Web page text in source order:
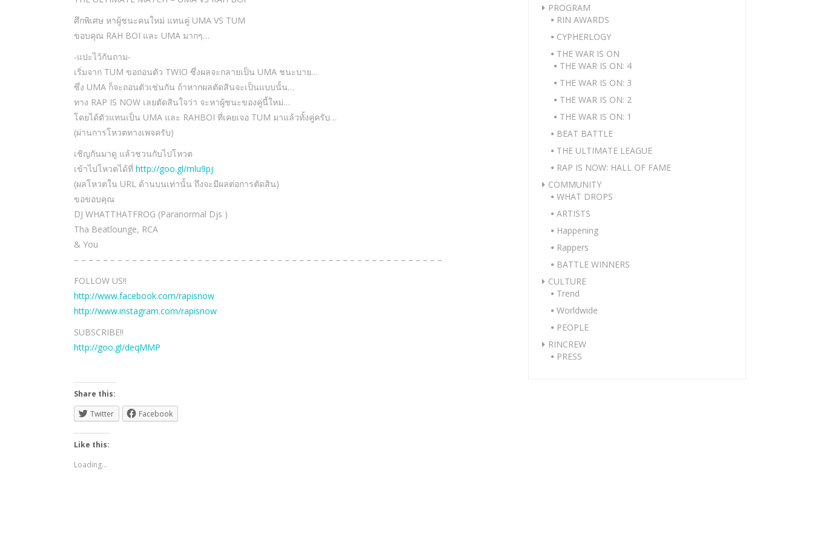
ศึกพิเศษ หาผู้ชนะคนใหม่ แทนคู่ UMA VS TUM
ขอบคุณ RAH BOI และ UMA มากๆ…
-แปะไว้กันถาม-
เริ่มจาก TUM ขอถอนตัว TWIO ซึ่งผลจะกลายเป็น UMA ชนะบาย…
ซึ่ง UMA ก็จะถอนตัวเช่นกัน ถ้าหากผลตัดสินจะเป็นแบบนั้น…
ทาง RAP IS NOW เลยตัดสินใจว่า จะหาผู้ชนะของคู่นี้ใหม่…
โดยได้ตัวแทนเป็น UMA และ RAHBOI ที่เคยเจอ TUM มาแล้วทั้งคู่ครับ…
(ผ่านการโหวตทางเพจครับ)
เชิญกันมาดู แล้วชวนกับไปโหวต
เข้าไปโหวตได้ที่ http://goo.gl/mlu9pj
(ผลโหวตใน URL ด้านบนเท่านั้น ถึงจะมีผลต่อการตัดสิน)
ขอขอบคุณ
DJ WHATTHATFROG (Paranormal Djs )
Tha Beatlounge, RCA
& You
– – – – – – – – – – – – – – – – – – – – – – – – – – – – – – – – – – – – – – – – – – – – – – – – – – –
FOLLOW US!!
http://www.facebook.com/rapisnow
http://www.instagram.com/rapisnow
SUBSCRIBE!!
http://goo.gl/deqMMP
Share this:
Twitter
Facebook
Like this:
Loading...
PROGRAM
RIN AWARDS
CYPHERLOGY
THE WAR IS ON
THE WAR IS ON: 4
THE WAR IS ON: 3
THE WAR IS ON: 2
THE WAR IS ON: 1
BEAT BATTLE
THE ULTIMATE LEAGUE
RAP IS NOW: HALL OF FAME
COMMUNITY
WHAT DROPS
ARTISTS
Happening
Rappers
BATTLE WINNERS
CULTURE
Trend
Worldwide
PEOPLE
RINCREW
PRESS